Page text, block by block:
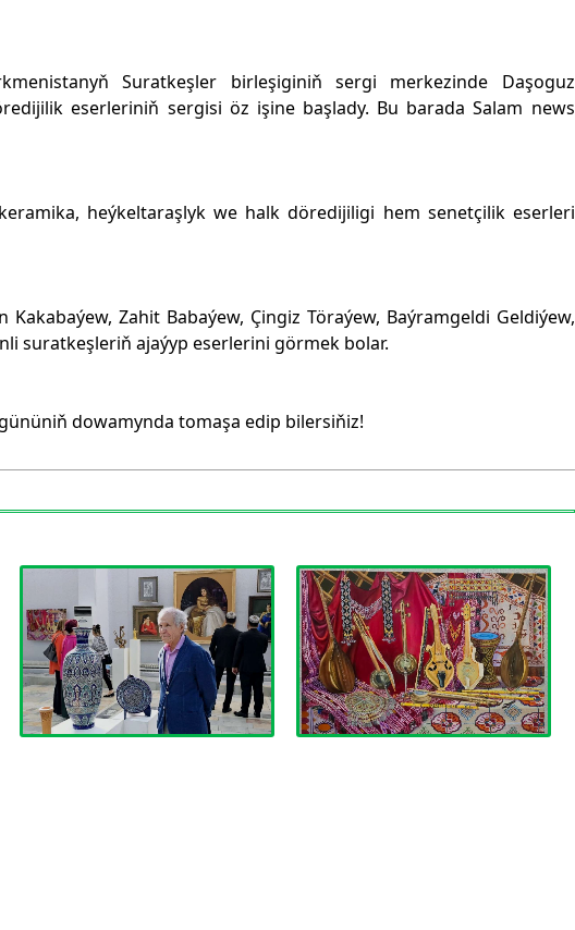
Suratkeşler birleşiginiň sergi merkezinde Daşoguz
eserleriniň sergisi öz işine başlady. Bu barada Salam news
heýkeltaraşlyk we halk döredijiligi hem senetçilik eserleri
Zahit Babaýew, Çingiz Töraýew, Baýramgeldi Geldiýew,
suratkeşleriň ajaýyp eserlerini görmek bolar.
dowamynda tomaşa edip bilersiňiz!